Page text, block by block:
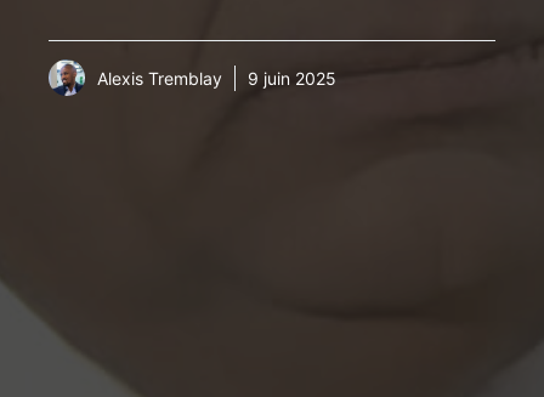
Alexis Tremblay 9 juin 2025